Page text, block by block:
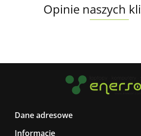
Opinie naszych
Dane adresowe
Informacje